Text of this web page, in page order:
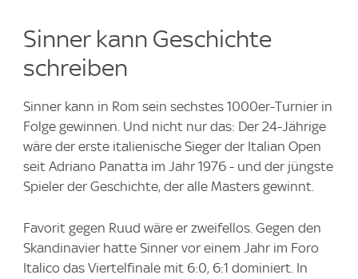
Sinner kann Geschichte
schreiben
Sinner kann in Rom sein sechstes 1000er-Turnier in
Folge gewinnen. Und nicht nur das: Der 24-Jährige
wäre der erste italienische Sieger der Italian Open
seit Adriano Panatta im Jahr 1976 - und der jüngste
Spieler der Geschichte, der alle Masters gewinnt.
Favorit gegen Ruud wäre er zweifellos. Gegen den
Skandinavier hatte Sinner vor einem Jahr im Foro
Italico das Viertelfinale mit 6:0, 6:1 dominiert. In